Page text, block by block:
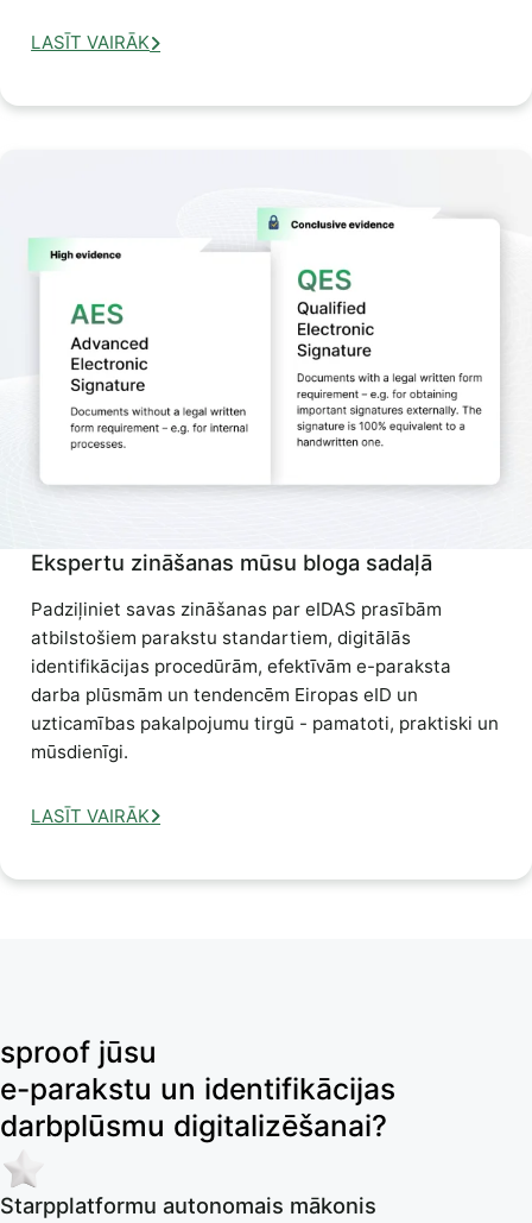
LASĪT VAIRĀK
Ekspertu zināšanas mūsu bloga sadaļā
Padziļiniet savas zināšanas par eIDAS prasībām
atbilstošiem parakstu standartiem, digitālās
identifikācijas procedūrām, efektīvām e-paraksta
darba plūsmām un tendencēm Eiropas eID un
uzticamības pakalpojumu tirgū - pamatoti, praktiski un
mūsdienīgi.
LASĪT VAIRĀK
sproof jūsu
e-parakstu un identifikācijas
darbplūsmu digitalizēšanai?
Starpplatformu autonomais mākonis